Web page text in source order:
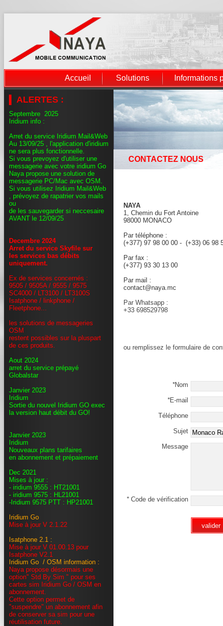
Accueil Solutions Informations
ALERTES :
Septembre 2025
Iridium info :
Arret du service Iridium Mail&Web
Au 13/09/25 , l'application d'iridium
ne sera plus fonctionnelle.
Si vous prevoyez d'utiliser une
messagerie avec votre iridium Go
Naya propose une solution de
messagerie PC/Mac avec OSM.
Si vous utilisez Iridium Mail&Web
, prévoyez de rapatrier vos mails
ou
de les sauvegarder si neccesaire
AVANT le 12/09/25
Decembre 2024
Arret du service Skyfile sur
les services bas débits
uniquement.
Ex de services concernés :
9505 / 9505A / 9555 / 9575
SC4000 / LT3100 / LT3100S
Isatphone / linkphone /
Fleetphone...
les solutions de messageries
OSM
restent possibles sur la pluspart
de ces produits.
Aout 2024
arret du service prépayé
Globalstar
Janvier 2023
Iridium
Sortie du nouvel Iridium GO exec
la version haut débit du GO!
Janvier 2023
Iridium
Nouveaux plans tarifaires
en abonnement et prépaiement
Dec 2021
Mises à jour :
- iridium 9555 : HT21001
- iridium 9575 : HL21001
-Iridium 9575 PTT : HP21001
Iridium Go
Mise à jour V 2.1.22
Isatphone 2.1 :
Mise à jour V 01.00.13 pour
Isatphone V2.1
Iridium Go / OSM information :
Naya propose désormais une
option" Std By Sim " pour ses
cartes sim Iridium Go / OSM en
abonnement.
Cette option permet de
"suspendre" un abonnement afin
de conserver sa sim pour une
réutilisation future.
CONTACTEZ NOUS
NAYA
1, Chemin du Fort Antoine
98000 MONACO
Par téléphone :
(+377) 97 98 00 00 - (+33) 06
Par fax :
(+377) 93 30 13 00
Par mail :
contact@naya.mc
Par Whatsapp :
+33 698529798
ou remplissez le formulaire de
*Nom
*E-mail
Téléphone
Sujet
Message
*Code de vérification
valider